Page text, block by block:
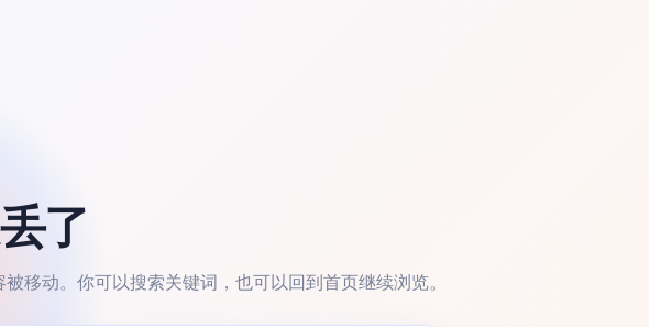
了
移动。你可以搜索关键词，也可以回到首页继续浏览。